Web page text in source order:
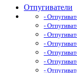
Отпугиватели
-
-
-
-
-
-
-